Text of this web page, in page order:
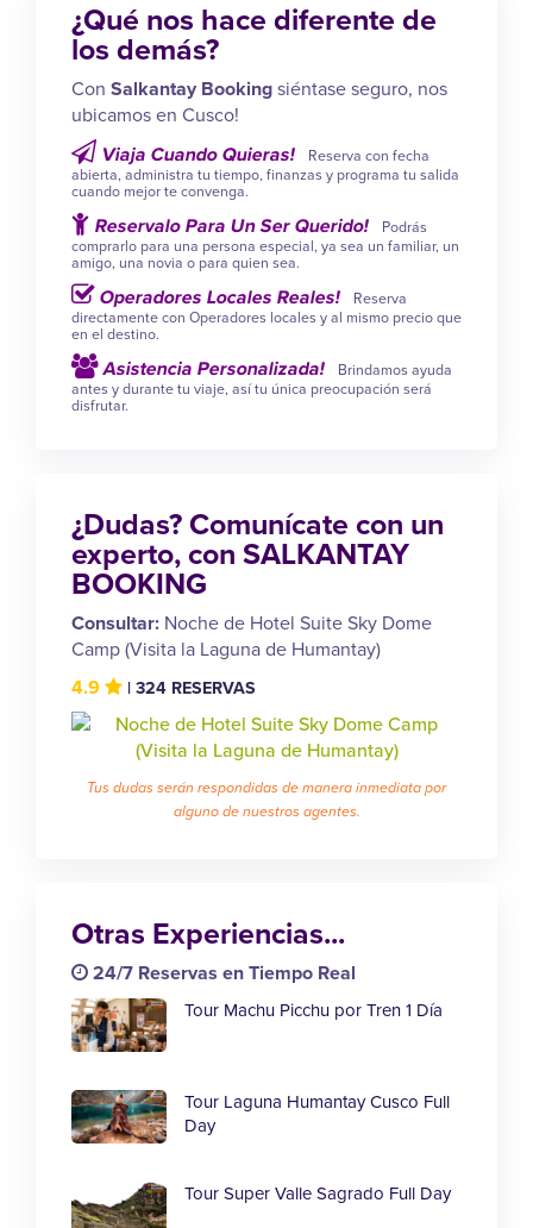
¿Qué nos hace diferente de
los demás?
Con Salkantay Bookingsiéntase seguro, nos
ubicamos en Cusco!
Viaja Cuando Quieras!
Reserva con fecha
abierta, administra tu tiempo, finanzas y programa tu salida
cuando mejor te convenga.
Reservalo Para Un Ser Querido!
Podrás
comprarlo para una persona especial, ya sea un familiar, un
amigo, una novia o para quien sea.
Operadores Locales Reales!
Reserva
directamente con Operadores locales y al mismo precio que
en el destino.
Asistencia Personalizada!
Brindamos ayuda
antes y durante tu viaje, así tu única preocupación será
disfrutar.
¿Dudas? Comunícate con un
experto, con SALKANTAY
BOOKING
Consultar: Noche de Hotel Suite Sky Dome
Camp (Visita la Laguna de Humantay)
4.9
| 324 RESERVAS
Tus dudas serán respondidas de manera inmediata por
alguno de nuestros agentes.
Otras Experiencias...
24/7 Reservas en Tiempo Real
Tour Machu Picchu por Tren 1 Día
Tour Laguna Humantay Cusco Full
Day
Tour Super Valle Sagrado Full Day